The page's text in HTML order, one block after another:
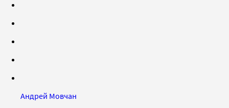
Андрей Мовчан